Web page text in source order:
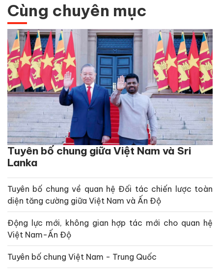
Cùng chuyên mục
Tuyên bố chung giữa Việt Nam và Sri
Lanka
Tuyên bố chung về quan hệ Đối tác chiến lược toàn
diện tăng cường giữa Việt Nam và Ấn Độ
Động lực mới, không gian hợp tác mới cho quan hệ
Việt Nam-Ấn Độ
Tuyên bố chung Việt Nam - Trung Quốc